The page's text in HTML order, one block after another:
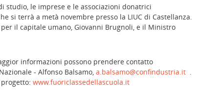
studio, le imprese e le associazioni donatrici
si terrà a metà novembre presso la LIUC di Castellanza.
il capitale umano, Giovanni Brugnoli, e il Ministro
informazioni possono prendere contatto
- Alfonso Balsamo, a.balsamo@confindustria.it.
www.fuoriclassedellascuola.it